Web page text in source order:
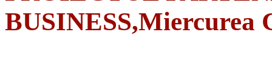
BUSINESS,Miercurea